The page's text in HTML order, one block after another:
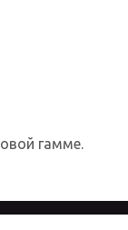
гамме.